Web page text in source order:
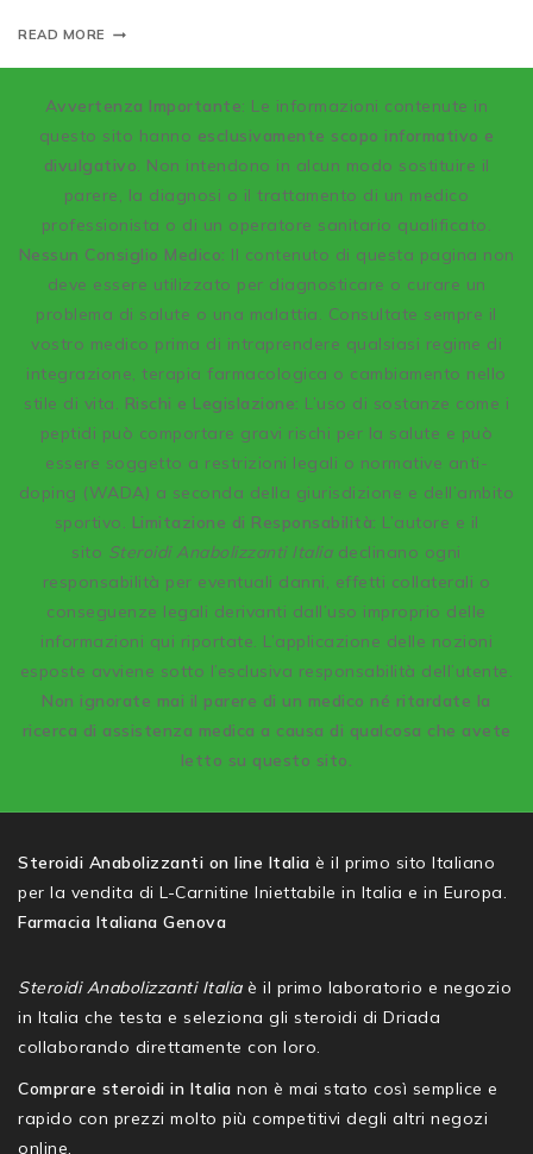
READ MORE
Avvertenza Importante: Le informazioni contenute in
questo sito hanno esclusivamente scopo informativo e
divulgativo. Non intendono in alcun modo sostituire il
parere, la diagnosi o il trattamento di un medico
professionista o di un operatore sanitario qualificato.
Nessun Consiglio Medico: Il contenuto di questa pagina non
deve essere utilizzato per diagnosticare o curare un
problema di salute o una malattia. Consultate sempre il
vostro medico prima di intraprendere qualsiasi regime di
integrazione, terapia farmacologica o cambiamento nello
stile di vita. Rischi e Legislazione: L’uso di sostanze come i
peptidi può comportare gravi rischi per la salute e può
essere soggetto a restrizioni legali o normative anti-
doping (WADA) a seconda della giurisdizione e dell’ambito
sportivo. Limitazione di Responsabilità: L’autore e il
sito Steroidi Anabolizzanti Italiadeclinano ogni
responsabilità per eventuali danni, effetti collaterali o
conseguenze legali derivanti dall’uso improprio delle
informazioni qui riportate. L’applicazione delle nozioni
esposte avviene sotto l’esclusiva responsabilità dell’utente.
Non ignorate mai il parere di un medico né ritardate la
ricerca di assistenza medica a causa di qualcosa che avete
letto su questo sito.
Steroidi Anabolizzanti on line Italia è il primo sito Italiano
per la vendita di L-Carnitine Iniettabile in Italia e in Europa.
Farmacia Italiana Genova
Steroidi Anabolizzanti Italiaè il primo laboratorio e negozio
in Italia che testa e seleziona gli steroidi di Driada
collaborando direttamente con loro.
Comprare steroidi in Italia non è mai stato così semplice e
rapido con prezzi molto più competitivi degli altri negozi
online.